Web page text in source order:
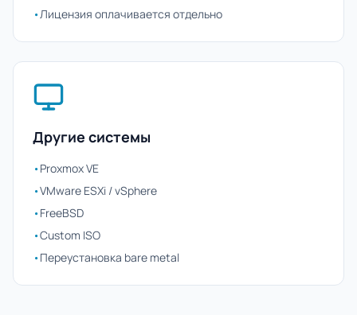
•Лицензия оплачивается отдельно
Другие системы
•Proxmox VE
•VMware ESXi / vSphere
•FreeBSD
•Custom ISO
•Переустановка bare metal